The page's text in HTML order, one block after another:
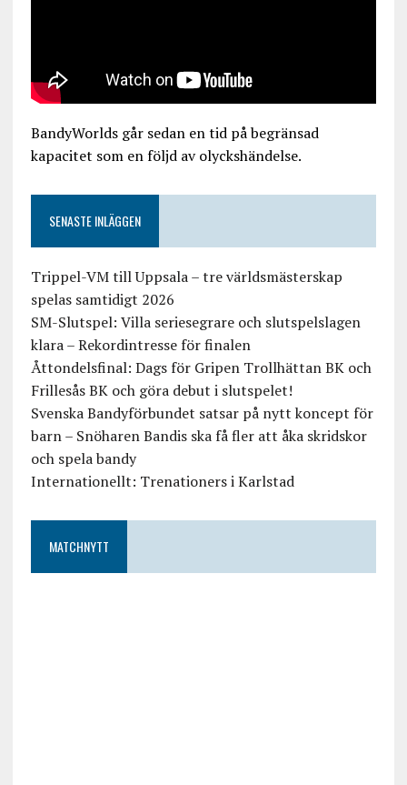
BandyWorlds går sedan en tid på begränsad
kapacitet som en följd av olyckshändelse.
SENASTE INLÄGGEN
Trippel-VM till Uppsala – tre världsmästerskap
spelas samtidigt 2026
SM-Slutspel: Villa seriesegrare och slutspelslagen
klara – Rekordintresse för finalen
Åttondelsfinal: Dags för Gripen Trollhättan BK och
Frillesås BK och göra debut i slutspelet!
Svenska Bandyförbundet satsar på nytt koncept för
barn – Snöharen Bandis ska få fler att åka skridskor
och spela bandy
Internationellt: Trenationers i Karlstad
MATCHNYTT